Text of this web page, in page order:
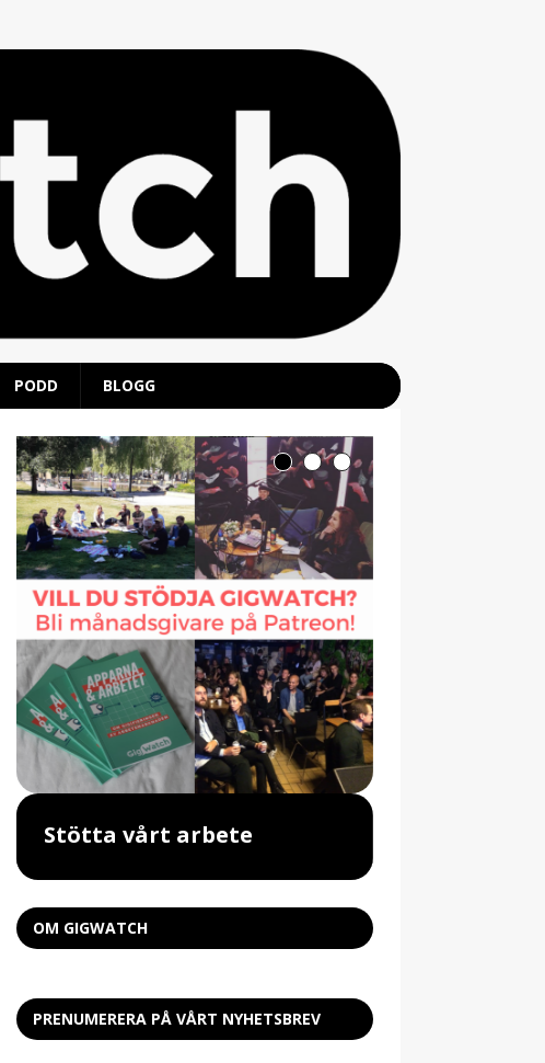
PODD BLOGG
Stötta vårt arbete
OM GIGWATCH
PRENUMERERA PÅ VÅRT NYHETSBREV